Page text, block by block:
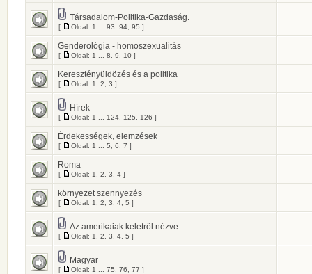
Társadalom-Politika-Gazdaság.
[ Oldal: 1 93 94 95 ]
Genderológia - homoszexualitás
[ Oldal: 1 8 9 10 ]
Keresztényüldözés és a politika
[ Oldal: 1 2 3 ]
Hírek
[ Oldal: 1 124 125 126 ]
Érdekességek, elemzések
[ Oldal: 1 5 6 7 ]
Roma
[ Oldal: 1 2 3 4 ]
környezet szennyezés
[ Oldal: 1 2 3 4 5 ]
Az amerikaiak keletről nézve
[ Oldal: 1 2 3 4 5 ]
Magyar
[ Oldal: 1 75 76 77 ]